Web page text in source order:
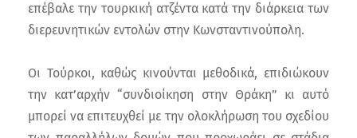
επέβαλε την τουρκική ατζέντα κατά την διάρκεια των
διερευνητικών εντολών στην Κωνσταντινούπολη.
Οι Τούρκοι, καθώς κινούνται μεθοδικά, επιδιώκουν
την κατ’αρχήν “συνδιοίκηση στην Θράκη” κι αυτό
μπορεί να επιτευχθεί με την ολοκλήρωση του σχεδίου